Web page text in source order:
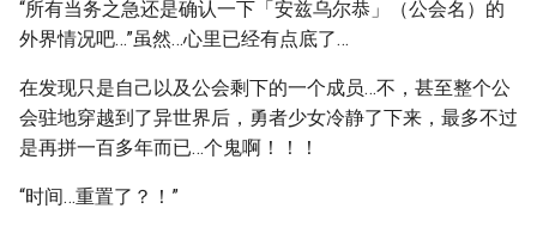
“所有当务之急还是确认一下「安兹乌尔恭」（公会名）的
外界情况吧…”虽然…心里已经有点底了…
在发现只是自己以及公会剩下的一个成员…不，甚至整个公
会驻地穿越到了异世界后，勇者少女冷静了下来，最多不过
是再拼一百多年而已…个鬼啊！！！
“时间…重置了？！”